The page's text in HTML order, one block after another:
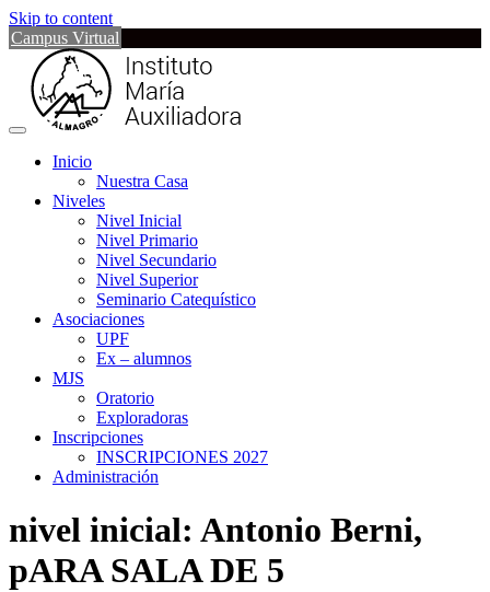
Skip to content
Campus Virtual
Inicio
Nuestra Casa
Niveles
Nivel Inicial
Nivel Primario
Nivel Secundario
Nivel Superior
Seminario Catequístico
Asociaciones
UPF
Ex – alumnos
MJS
Oratorio
Exploradoras
Inscripciones
INSCRIPCIONES 2027
Administración
nivel inicial: Antonio Berni,
pARA SALA DE 5